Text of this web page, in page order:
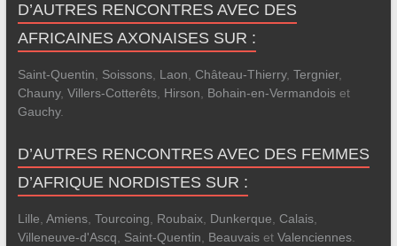
D’AUTRES RENCONTRES AVEC DES
AFRICAINES AXONAISES SUR :
Saint-Quentin, Soissons, Laon, Château-Thierry, Tergnier,
Chauny, Villers-Cotterêts, Hirson, Bohain-en-Vermandoiset
Gauchy.
D’AUTRES RENCONTRES AVEC DES FEMMES
D’AFRIQUE NORDISTES SUR :
Lille, Amiens, Tourcoing, Roubaix, Dunkerque, Calais,
Villeneuve-d'Ascq, Saint-Quentin, Beauvaiset Valenciennes.